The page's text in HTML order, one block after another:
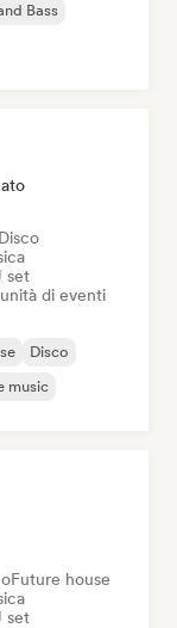
Bass
Disco
set
di eventi
Disco
music
Future house
set